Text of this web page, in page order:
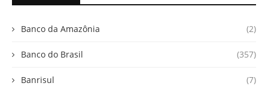
Banco da Amazônia (2)
Banco do Brasil (357)
Banrisul (7)